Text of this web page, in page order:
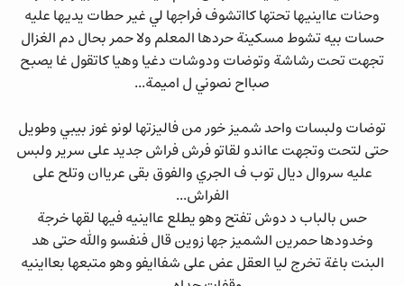
وحنات عااينيها تحتها كااتشوف فراجها لي غير حطات يديها عليه
حسات بيه تشوط مسكينة حردها المعلم ولا حمر بحال دم الغزال
تجهت تحت رشاشة وتوضات ودوشات دغيا وهيا كاتقول غا يصبح
صبااح نصوني ل اميمة...
توضات ولبسات واحد شميز خور من فاليزتها لونو غوز بيبي وطويل
حتى لتحت وتجهت عااندو لقاتو فرش فراش جديد على سرير ولبس
عليه سروال ديال توب ف الجري والفوق بقى عرياان وتلح على
الفراش...
حس بالباب د دوش تفتح وهو يطلع عااينيه فيها لقها خرجة
وخدودها حمرين الشميز جها زوين قال فنفسو والله حتى هد
البنت باغة تخرج ليا العقل عض على شفاايفو وهو متبعها بعااينيه